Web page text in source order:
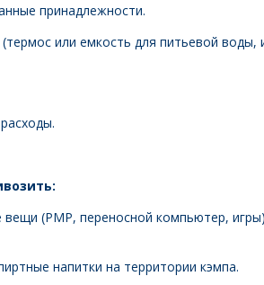
принадлежности.
или емкость для питьевой воды,
(PMP, переносной компьютер,
напитки на территории кэмпа.